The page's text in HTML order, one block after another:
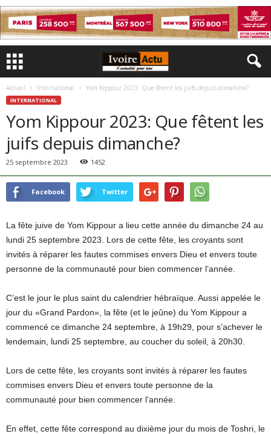
Accueil International Yom Kippour 2023: Que fêtent les juifs depuis dimanche?
INTERNATIONAL
Yom Kippour 2023: Que fêtent les
juifs depuis dimanche?
25 septembre 2023 1452
Facebook Twitter
La fête juive de Yom Kippour a lieu cette année du dimanche 24 au
lundi 25 septembre 2023. Lors de cette fête, les croyants sont
invités à réparer les fautes commises envers Dieu et envers toute
personne de la communauté pour bien commencer l’année.
C’est le jour le plus saint du calendrier hébraïque. Aussi appelée le
jour du «Grand Pardon», la fête (et le jeûne) du Yom Kippour a
commencé ce dimanche 24 septembre, à 19h29, pour s’achever le
lendemain, lundi 25 septembre, au coucher du soleil, à 20h30.
Lors de cette fête, les croyants sont invités à réparer les fautes
commises envers Dieu et envers toute personne de la
communauté pour bien commencer l’année.
En effet, cette fête correspond au dixième jour du mois de Toshri, le